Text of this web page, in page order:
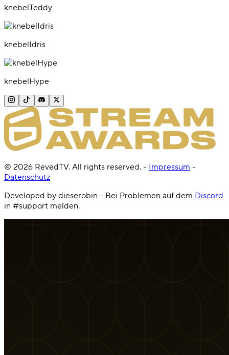
knebelTeddy
knebelIdris
knebelHype
© 2026 RevedTV. All rights reserved. - Impressum -
Datenschutz
Developed by dieserobin - Bei Problemen auf dem Discord
in #support melden.